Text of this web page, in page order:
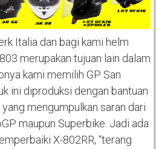
Italia dan bagi kami helm
merupakan tujuan lain dalam
kami memilih GP San
ini diproduksi dengan bantuan
mengumpulkan saran dari
maupun Superbike. Jadi ada
X-802RR, “terang